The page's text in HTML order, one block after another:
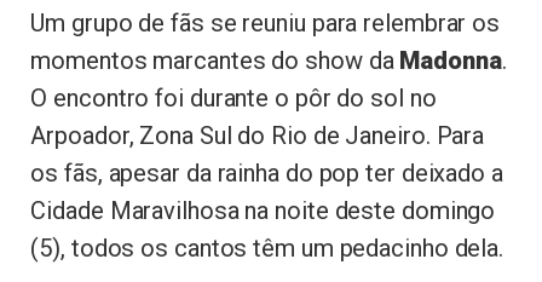
Um grupo de fãs se reuniu para relembrar os
momentos marcantes do show da Madonna.
O encontro foi durante o pôr do sol no
Arpoador, Zona Sul do Rio de Janeiro. Para
os fãs, apesar da rainha do pop ter deixado a
Cidade Maravilhosa na noite deste domingo
(5), todos os cantos têm um pedacinho dela.